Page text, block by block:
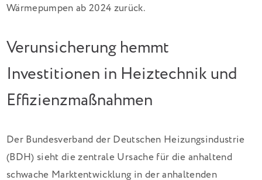
Wärmepumpen ab 2024 zurück.
Verunsicherung hemmt
Investitionen in Heiztechnik und
Effizienzmaßnahmen
Der Bundesverband der Deutschen Heizungsindustrie
(BDH) sieht die zentrale Ursache für die anhaltend
schwache Marktentwicklung in der anhaltenden